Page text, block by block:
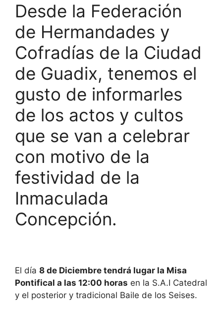
Desde la Federación
de Hermandades y
Cofradías de la Ciudad
de Guadix, tenemos el
gusto de informarles
de los actos y cultos
que se van a celebrar
con motivo de la
festividad de la
Inmaculada
Concepción.
El día 8 de Diciembre tendrá lugar la Misa
Pontifical a las 12:00 horas en la S.A.I Catedral
y el posterior y tradicional Baile de los Seises.